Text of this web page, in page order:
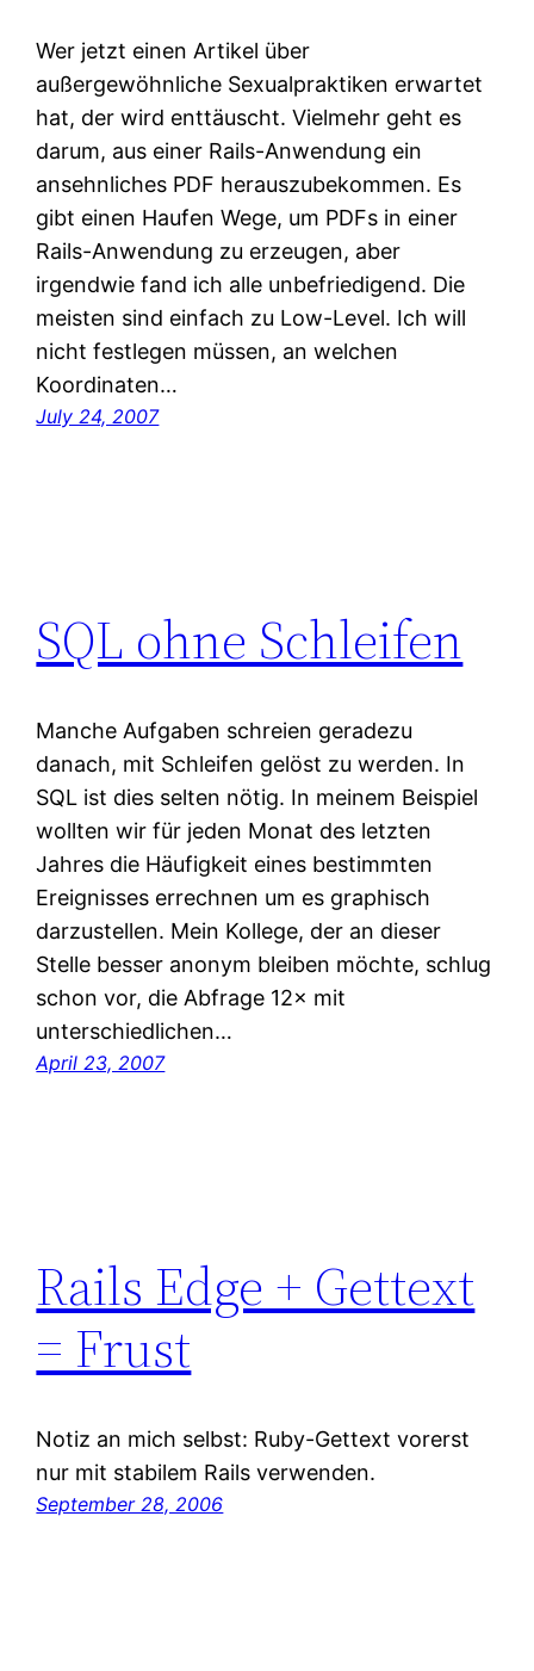
Wer jetzt einen Artikel über
außergewöhnliche Sexualpraktiken erwartet
hat, der wird enttäuscht. Vielmehr geht es
darum, aus einer Rails-Anwendung ein
ansehnliches PDF herauszubekommen. Es
gibt einen Haufen Wege, um PDFs in einer
Rails-Anwendung zu erzeugen, aber
irgendwie fand ich alle unbefriedigend. Die
meisten sind einfach zu Low-Level. Ich will
nicht festlegen müssen, an welchen
Koordinaten…
July 24, 2007
SQL ohne Schleifen
Manche Aufgaben schreien geradezu
danach, mit Schleifen gelöst zu werden. In
SQL ist dies selten nötig. In meinem Beispiel
wollten wir für jeden Monat des letzten
Jahres die Häufigkeit eines bestimmten
Ereignisses errechnen um es graphisch
darzustellen. Mein Kollege, der an dieser
Stelle besser anonym bleiben möchte, schlug
schon vor, die Abfrage 12× mit
unterschiedlichen…
April 23, 2007
Rails Edge + Gettext
= Frust
Notiz an mich selbst: Ruby-Gettext vorerst
nur mit stabilem Rails verwenden.
September 28, 2006